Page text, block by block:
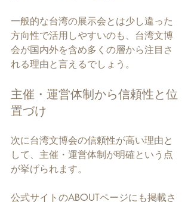
一般的な台湾の展示会とは少し違った
方向性で活用しやすいのも、台湾文博
会が国内外を含め多くの層から注目さ
れる理由と言えるでしょう。
主催・運営体制から信頼性と位
置づけ
次に台湾文博会の信頼性が高い理由と
して、主催・運営体制が明確という点
が挙げられます。
公式サイトのABOUTページにも掲載さ